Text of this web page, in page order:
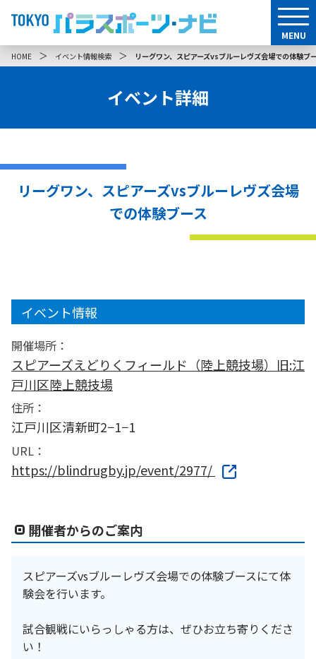
MENU
HOME ＞ イベント情報検索 ＞ リーグワン、スピアーズvsブルーレヴズ会場での体験ブ
イベント詳細
リーグワン、スピアーズvsブルーレヴズ会場
での体験ブース
イベント情報
開催場所：
スピアーズえどりくフィールド（陸上競技場）旧:江
戸川区陸上競技場
住所：
江戸川区清新町2−1−1
URL：
https://blindrugby.jp/event/2977/
開催者からのご案内
スピアーズvsブルーレヴズ会場での体験ブースにて体
験会を行います。
試合観戦にいらっしゃる方は、ぜひお立ち寄りくださ
い！